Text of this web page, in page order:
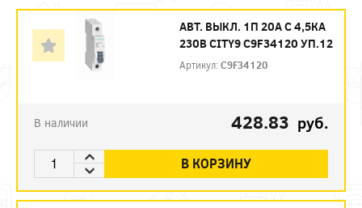
АВТ. ВЫКЛ. 1П 20А С 4,5КА
230В CITY9 C9F34120 УП.12
Артикул:C9F34120
В наличии 428.83 руб.
В КОРЗИНУ